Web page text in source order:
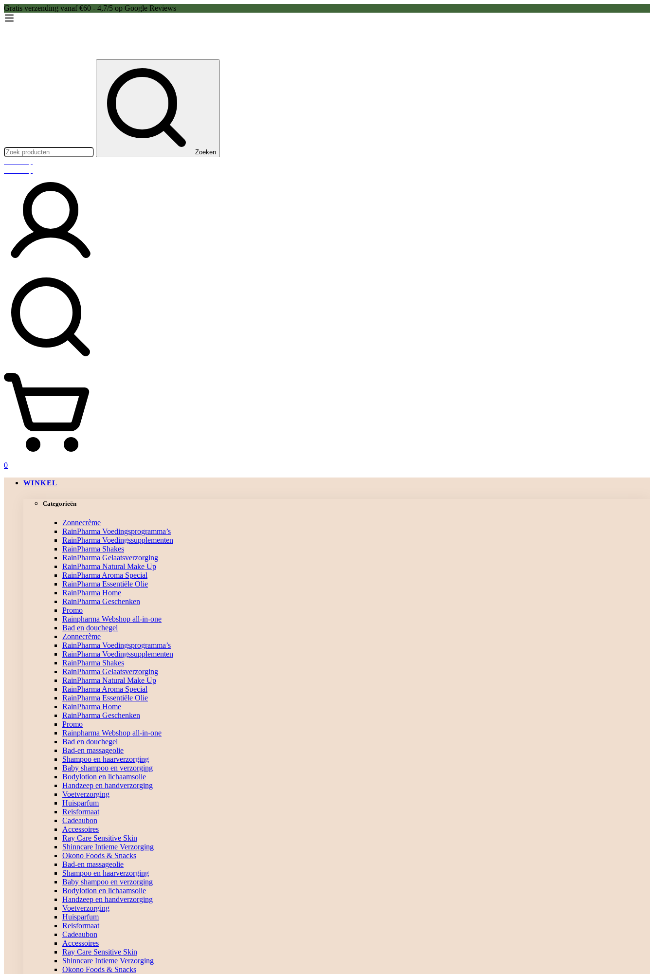
Gratis verzending vanaf €60 - 4,7/5 op Google Reviews
Zoeken
0
WINKEL
Categorieën
Zonnecrème
RainPharma Voedingsprogramma’s
RainPharma Voedingssupplementen
RainPharma Shakes
RainPharma Gelaatsverzorging
RainPharma Natural Make Up
RainPharma Aroma Special
RainPharma Essentiële Olie
RainPharma Home
RainPharma Geschenken
Promo
Rainpharma Webshop all-in-one
Bad en douchegel
Zonnecrème
RainPharma Voedingsprogramma’s
RainPharma Voedingssupplementen
RainPharma Shakes
RainPharma Gelaatsverzorging
RainPharma Natural Make Up
RainPharma Aroma Special
RainPharma Essentiële Olie
RainPharma Home
RainPharma Geschenken
Promo
Rainpharma Webshop all-in-one
Bad en douchegel
Bad-en massageolie
Shampoo en haarverzorging
Baby shampoo en verzorging
Bodylotion en lichaamsolie
Handzeep en handverzorging
Voetverzorging
Huisparfum
Reisformaat
Cadeaubon
Accessoires
Ray Care Sensitive Skin
Shinncare Intieme Verzorging
Okono Foods & Snacks
Bad-en massageolie
Shampoo en haarverzorging
Baby shampoo en verzorging
Bodylotion en lichaamsolie
Handzeep en handverzorging
Voetverzorging
Huisparfum
Reisformaat
Cadeaubon
Accessoires
Ray Care Sensitive Skin
Shinncare Intieme Verzorging
Okono Foods & Snacks